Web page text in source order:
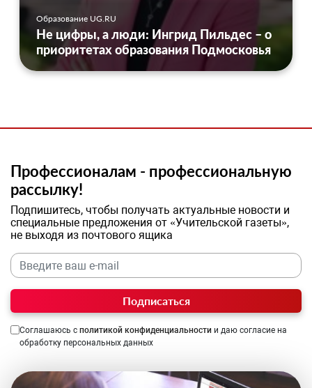
Образование UG.RU
Не цифры, а люди: Ингрид Пильдес – о
приоритетах образования Подмосковья
Профессионалам - профессиональную
рассылку!
Подпишитесь, чтобы получать актуальные новости и
специальные предложения от «Учительской газеты»,
не выходя из почтового ящика
Подписаться
Соглашаюсь с политикой конфиденциальности и даю согласие на
обработку персональных данных